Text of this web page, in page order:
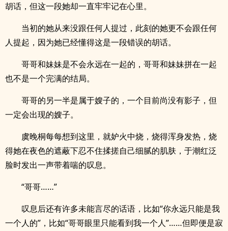
胡话，但这一段她却一直牢牢记在心里。
当初的她从来没跟任何人提过，此刻的她更不会跟任何
人提起，因为她已经懂得这是一段错误的胡话。
哥哥和妹妹是不会永远在一起的，哥哥和妹妹拼在一起
也不是一个完满的结局。
哥哥的另一半是属于嫂子的，一个目前尚没有影子，但
一定会出现的嫂子。
虞晚桐每每想到这里，就妒火中烧，烧得浑身发热，烧
得她在夜色的遮蔽下忍不住揉搓自己细腻的肌肤，于潮红泛
脸时发出一声带着喘的叹息。
“哥哥……”
叹息后还有许多未能言尽的话语，比如“你永远只能是我
一个人的”，比如“哥哥眼里只能看到我一个人”……但即便是寂